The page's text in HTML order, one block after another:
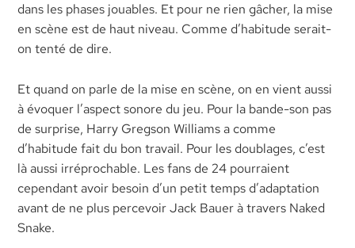
dans les phases jouables. Et pour ne rien gâcher, la mise
en scène est de haut niveau. Comme d’habitude serait-
on tenté de dire.
Et quand on parle de la mise en scène, on en vient aussi
à évoquer l’aspect sonore du jeu. Pour la bande-son pas
de surprise, Harry Gregson Williams a comme
d’habitude fait du bon travail. Pour les doublages, c’est
là aussi irréprochable. Les fans de 24 pourraient
cependant avoir besoin d’un petit temps d’adaptation
avant de ne plus percevoir Jack Bauer à travers Naked
Snake.